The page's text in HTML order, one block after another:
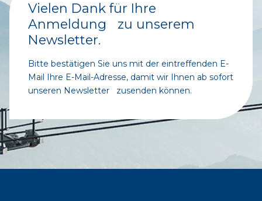
Vielen Dank für Ihre
Anmeldung zu unserem
Newsletter.
Bitte bestätigen Sie uns mit der eintreffenden E-
Mail Ihre E-Mail-Adresse, damit wir Ihnen ab sofort
unseren Newsletter zusenden können.